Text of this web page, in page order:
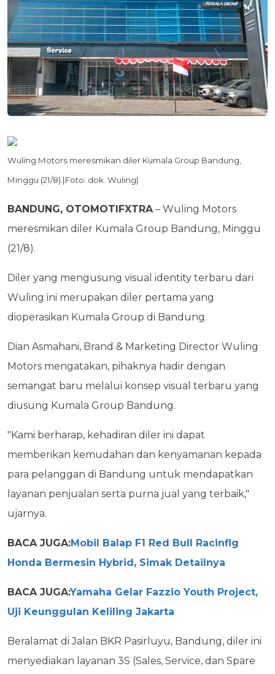
Wuling Motors meresmikan diler Kumala Group Bandung,
Minggu (21/8).|Foto: dok. Wuling|
BANDUNG, OTOMOTIFXTRA– Wuling Motors
meresmikan diler Kumala Group Bandung, Minggu
(21/8).
Diler yang mengusung visual identity terbaru dari
Wuling ini merupakan diler pertama yang
dioperasikan Kumala Group di Bandung.
Dian Asmahani, Brand & Marketing Director Wuling
Motors mengatakan, pihaknya hadir dengan
semangat baru melalui konsep visual terbaru yang
diusung Kumala Group Bandung.
"Kami berharap, kehadiran diler ini dapat
memberikan kemudahan dan kenyamanan kepada
para pelanggan di Bandung untuk mendapatkan
layanan penjualan serta purna jual yang terbaik,"
ujarnya.
BACA JUGA:Mobil Balap F1 Red Bull Racinflg
Honda Bermesin Hybrid, Simak Detailnya
BACA JUGA:Yamaha Gelar Fazzio Youth Project,
Uji Keunggulan Keliling Jakarta
Beralamat di Jalan BKR Pasirluyu, Bandung, diler ini
menyediakan layanan 3S (Sales, Service, dan Spare